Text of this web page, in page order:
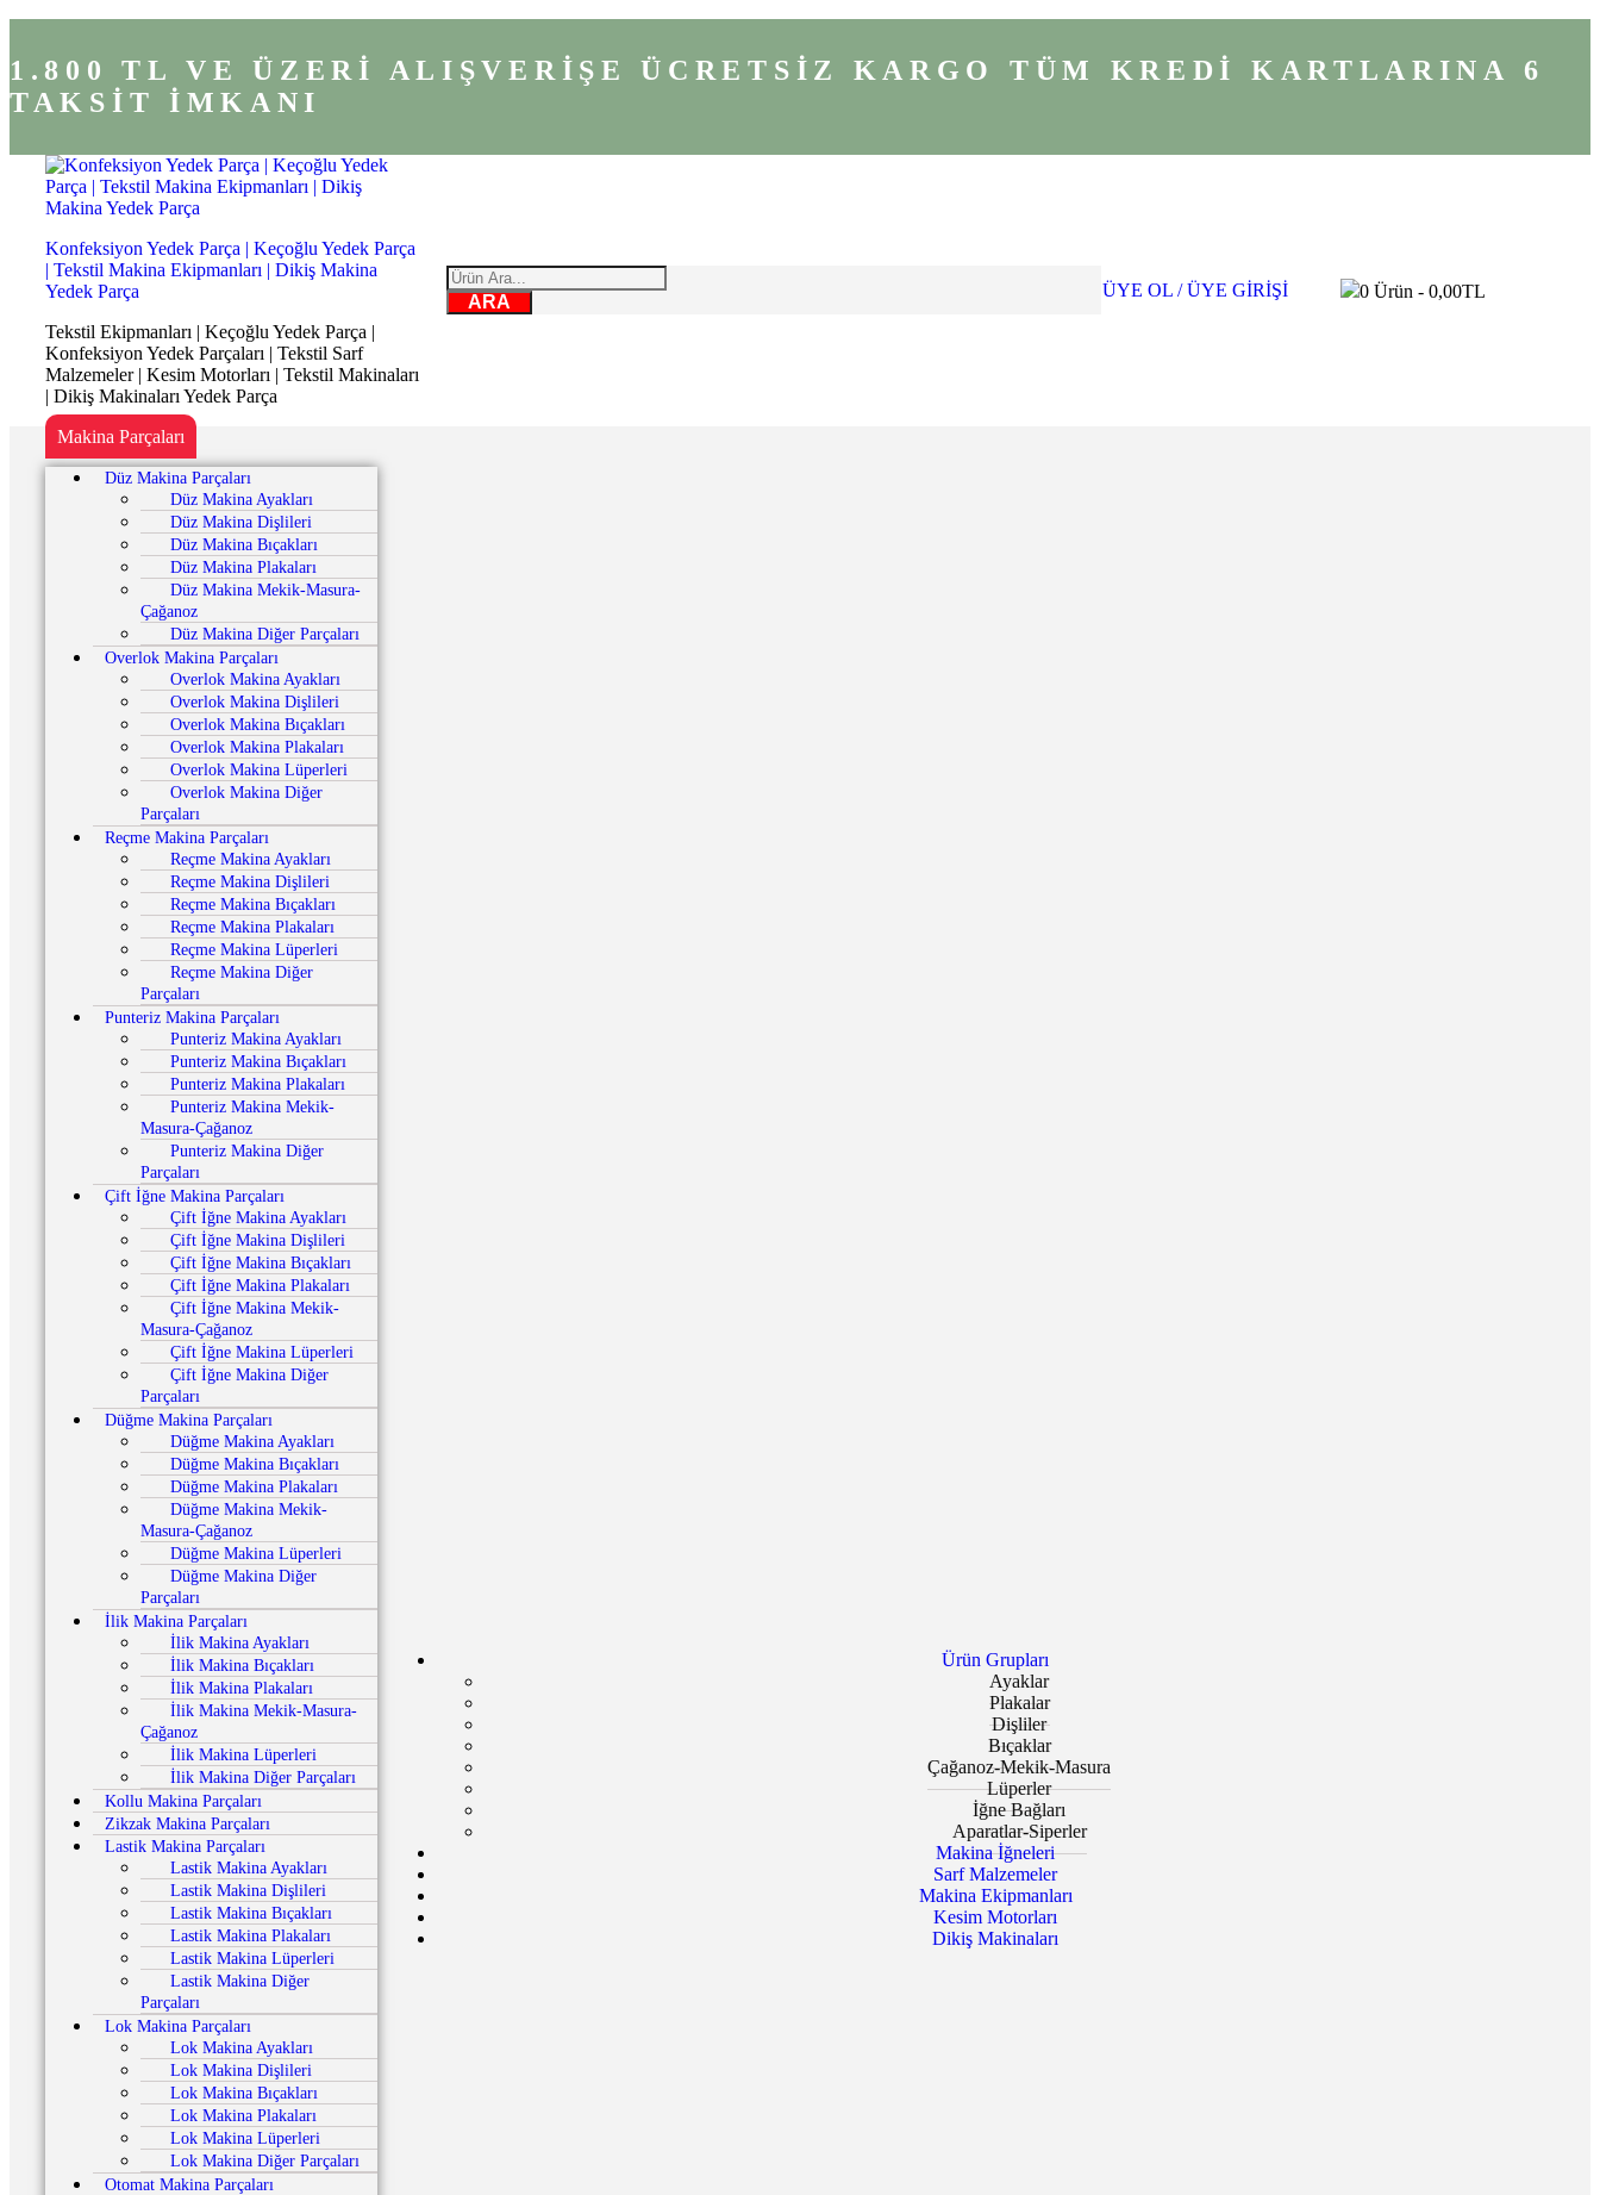
1.800 TL VE ÜZERİ ALIŞVERİŞE ÜCRETSİZ KARGO
TÜM KREDİ KARTLARINA 6
TAKSİT İMKANI
Konfeksiyon Yedek Parça | Keçoğlu Yedek Parça
| Tekstil Makina Ekipmanları | Dikiş Makina
Yedek Parça
Tekstil Ekipmanları | Keçoğlu Yedek Parça |
Konfeksiyon Yedek Parçaları | Tekstil Sarf
Malzemeler | Kesim Motorları | Tekstil Makinaları
| Dikiş Makinaları Yedek Parça
ARA
ÜYE OL / ÜYE GİRİŞİ 0Ürün - 0,00TL
Makina Parçaları
Düz Makina Parçaları
Düz Makina Ayakları
Düz Makina Dişlileri
Düz Makina Bıçakları
Düz Makina Plakaları
Düz Makina Mekik-Masura-
Çağanoz
Düz Makina Diğer Parçaları
Overlok Makina Parçaları
Overlok Makina Ayakları
Overlok Makina Dişlileri
Overlok Makina Bıçakları
Overlok Makina Plakaları
Overlok Makina Lüperleri
Overlok Makina Diğer
Parçaları
Reçme Makina Parçaları
Reçme Makina Ayakları
Reçme Makina Dişlileri
Reçme Makina Bıçakları
Reçme Makina Plakaları
Reçme Makina Lüperleri
Reçme Makina Diğer
Parçaları
Punteriz Makina Parçaları
Punteriz Makina Ayakları
Punteriz Makina Bıçakları
Punteriz Makina Plakaları
Punteriz Makina Mekik-
Masura-Çağanoz
Punteriz Makina Diğer
Parçaları
Çift İğne Makina Parçaları
Çift İğne Makina Ayakları
Çift İğne Makina Dişlileri
Çift İğne Makina Bıçakları
Çift İğne Makina Plakaları
Çift İğne Makina Mekik-
Masura-Çağanoz
Çift İğne Makina Lüperleri
Çift İğne Makina Diğer
Parçaları
Düğme Makina Parçaları
Düğme Makina Ayakları
Düğme Makina Bıçakları
Düğme Makina Plakaları
Düğme Makina Mekik-
Masura-Çağanoz
Düğme Makina Lüperleri
Düğme Makina Diğer
Parçaları
İlik Makina Parçaları
İlik Makina Ayakları
İlik Makina Bıçakları
İlik Makina Plakaları
İlik Makina Mekik-Masura-
Çağanoz
İlik Makina Lüperleri
İlik Makina Diğer Parçaları
Kollu Makina Parçaları
Zikzak Makina Parçaları
Lastik Makina Parçaları
Lastik Makina Ayakları
Lastik Makina Dişlileri
Lastik Makina Bıçakları
Lastik Makina Plakaları
Lastik Makina Lüperleri
Lastik Makina Diğer
Parçaları
Lok Makina Parçaları
Lok Makina Ayakları
Lok Makina Dişlileri
Lok Makina Bıçakları
Lok Makina Plakaları
Lok Makina Lüperleri
Lok Makina Diğer Parçaları
Otomat Makina Parçaları
Ürün Grupları
Ayaklar
Plakalar
Dişliler
Bıçaklar
Çağanoz-Mekik-Masura
Lüperler
İğne Bağları
Aparatlar-Siperler
Makina İğneleri
Sarf Malzemeler
Makina Ekipmanları
Kesim Motorları
Dikiş Makinaları